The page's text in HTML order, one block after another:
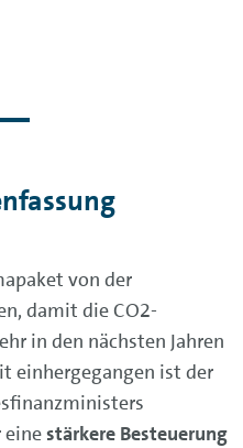
von der
damit die CO2-
in den nächsten Jahren
einhergegangen ist der
einestärkere Besteuerung